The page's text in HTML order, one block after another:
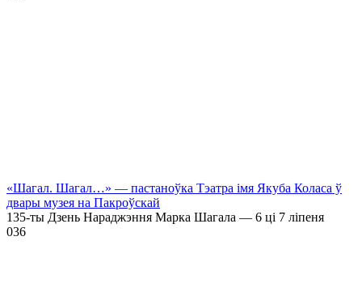
«Шагал. Шагал…» — пастаноўка Тэатра імя Якуба Коласа ў
двары музея на Пакроўскай
135-ты Дзень Нараджэння Марка Шагала — 6 ці 7 ліпеня
036